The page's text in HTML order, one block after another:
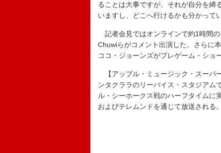
ることは大事ですが、それが自分を縛
いますし、どこへ行けるかも分かって
記者会見ではオンラインで約1時間の
Chuwiらがコメント出演した。さらに
ココ・ジョーンズがプレゲーム・ショ
【アップル・ミュージック・スーパ
ンタクララのリーバイス・スタジアム
ル・シーホークス戦のハーフタイムに
およびテレムンドを通じて放送される。